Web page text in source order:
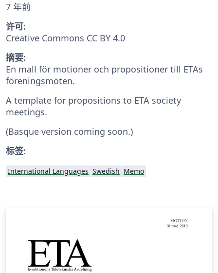
7 年前
许可:
Creative Commons CC BY 4.0
摘要:
En mall för motioner och propositioner till ETAs
föreningsmöten.
A template for propositions to ETA society
meetings.
(Basque version coming soon.)
标签:
International Languages Swedish Memo